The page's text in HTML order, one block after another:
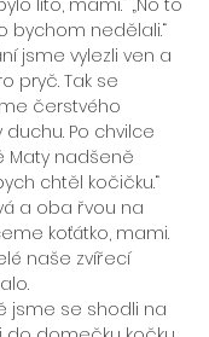
líto, mami.“ „No to
bychom nedělali.“
jsme vylezli ven a
pryč. Tak se
čerstvého
duchu. Po chvilce
Maty nadšeně
chtěl kočičku.“
a oba řvou na
koťátko, mami.
naše zvířecí
jsme se shodli na